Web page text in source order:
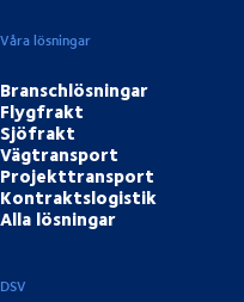
Våra lösningar
Branschlösningar
Flygfrakt
Sjöfrakt
Vägtransport
Projekttransport
Kontraktslogistik
Alla lösningar
DSV